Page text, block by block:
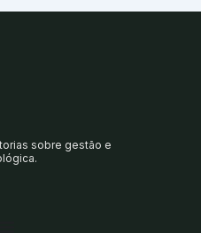
sobre gestão e